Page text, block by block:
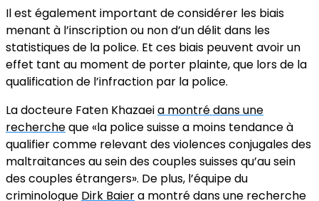
Il est également important de considérer les biais
menant à l’inscription ou non d’un délit dans les
statistiques de la police. Et ces biais peuvent avoir un
effet tant au moment de porter plainte, que lors de la
qualification de l’infraction par la police.
La docteure Faten Khazaeia montré dans une
rechercheque «la police suisse a moins tendance à
qualifier comme relevant des violences conjugales des
maltraitances au sein des couples suisses qu’au sein
des couples étrangers». De plus, l’équipe du
criminologue Dirk Baiera montré dans une recherche